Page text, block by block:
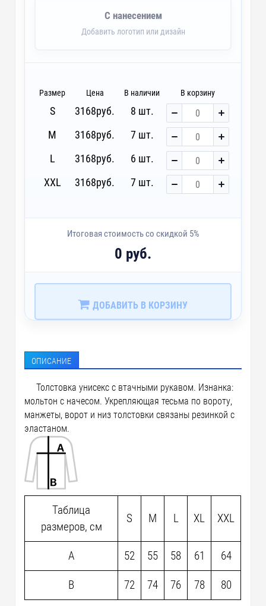
С нанесением
Добавить логотип или дизайн
Размер Цена В наличии В корзину
S 3168руб.
8 шт.
M
3168руб.
7 шт.
L
3168руб.
6 шт.
XXL
3168руб. 7 шт.
Итоговая стоимость со скидкой 5%
0 руб.
ДОБАВИТЬ В КОРЗИНУ
ОПИСАНИЕ
Толстовка унисекс с втачными рукавом. Изнанка:
мольтон с начесом. Укрепляющая тесьма по вороту,
манжеты, ворот и низ толстовки связаны резинкой с
эластаном.
Таблица
размеров, см
S M L XL XXL
A 52 55 58 61 64
B 72 74 76 78 80